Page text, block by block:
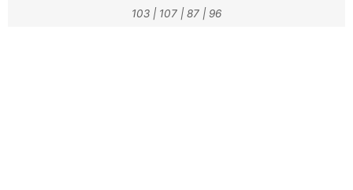
103 | 107 | 87 | 96